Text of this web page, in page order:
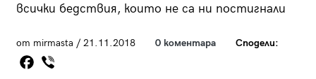
всички бедствия, които не са ни постигнали
от mirmasta / 21.11.2018 0 коментара Сподели: